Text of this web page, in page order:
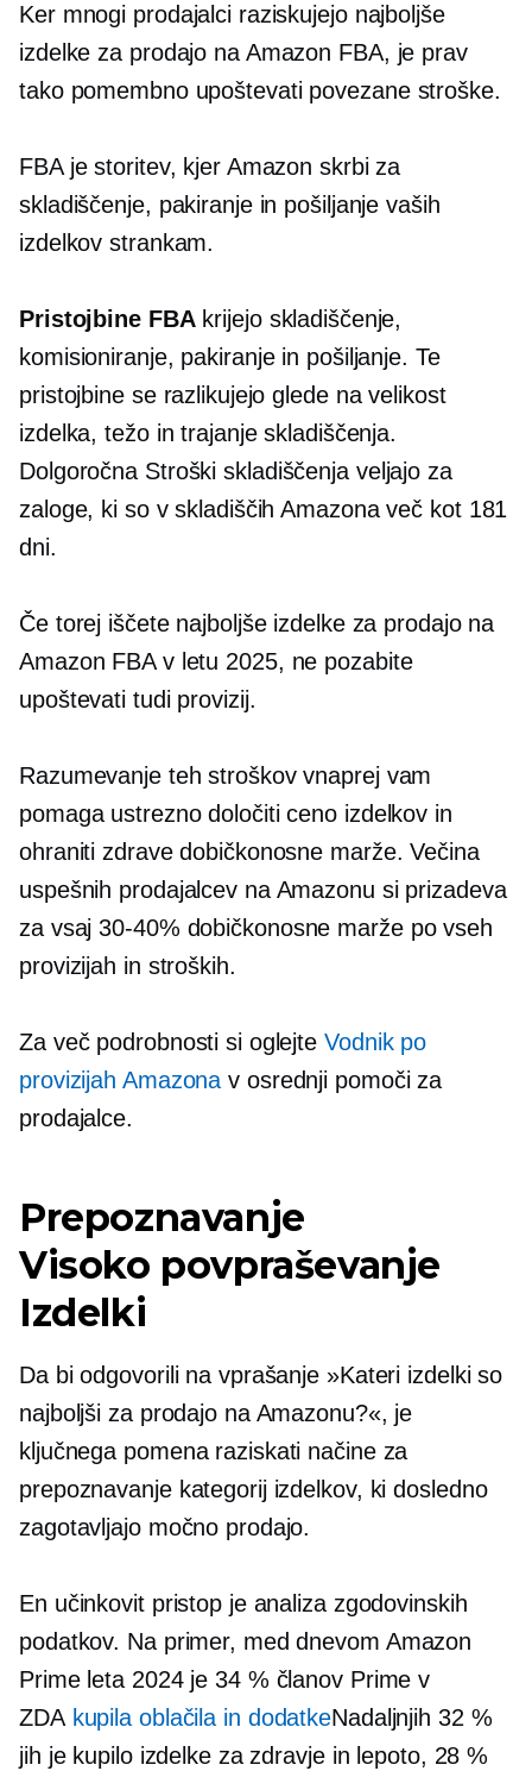
Ker mnogi prodajalci raziskujejo najboljše
izdelke za prodajo na Amazon FBA, je prav
tako pomembno upoštevati povezane stroške.
FBA je storitev, kjer Amazon skrbi za
skladiščenje, pakiranje in pošiljanje vaših
izdelkov strankam.
Pristojbine FBAkrijejo skladiščenje,
komisioniranje, pakiranje in pošiljanje. Te
pristojbine se razlikujejo glede na velikost
izdelka, težo in trajanje skladiščenja.
Dolgoročna Stroški skladiščenja veljajo za
zaloge, ki so v skladiščih Amazona več kot 181
dni.
Če torej iščete najboljše izdelke za prodajo na
Amazon FBA v letu 2025, ne pozabite
upoštevati tudi provizij.
Razumevanje teh stroškov vnaprej vam
pomaga ustrezno določiti ceno izdelkov in
ohraniti zdrave dobičkonosne marže. Večina
uspešnih prodajalcev na Amazonu si prizadeva
za vsaj30-40% dobičkonosne marže po vseh
provizijah in stroških.
Za več podrobnosti si oglejte Vodnik po
provizijah Amazona v osrednji pomoči za
prodajalce.
Prepoznavanje
Visoko povpraševanje
Izdelki
Da bi odgovorili na vprašanje »Kateri izdelki so
najboljši za prodajo na Amazonu?«, je
ključnega pomena raziskati načine za
prepoznavanje kategorij izdelkov, ki dosledno
zagotavljajo močno prodajo.
En učinkovit pristop je analiza zgodovinskih
podatkov. Na primer, med dnevom Amazon
Prime leta 2024 je 34 % članov Prime v
ZDA kupila oblačila in dodatkeNadaljnjih 32 %
jih je kupilo izdelke za zdravje in lepoto, 28 %